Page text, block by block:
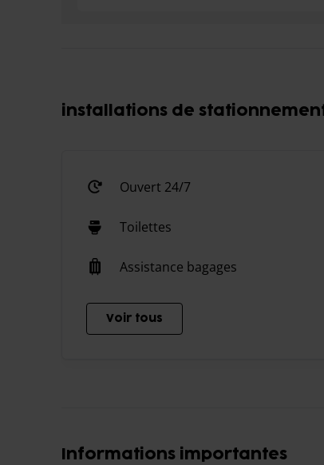
installations de
Ouvert 24/7
Toilettes
Assistance bagages
Voir tous
Informations importantes